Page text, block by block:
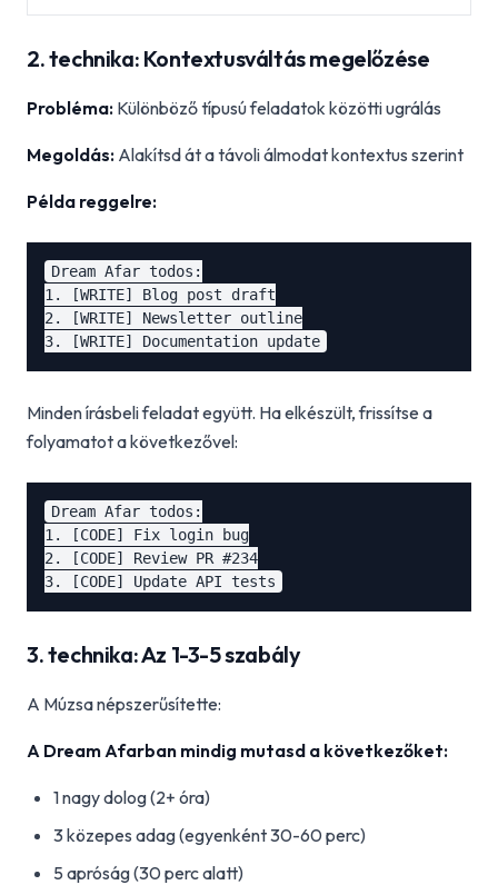
2. technika: Kontextusváltás megelőzése
Probléma: Különböző típusú feladatok közötti ugrálás
Megoldás: Alakítsd át a távoli álmodat kontextus szerint
Példa reggelre:
Dream Afar todos:
1. [WRITE] Blog post draft
2. [WRITE] Newsletter outline
Minden írásbeli feladat együtt. Ha elkészült, frissítse a
folyamatot a következővel:
Dream Afar todos:
1. [CODE] Fix login bug
2. [CODE] Review PR #234
3. technika: Az 1-3-5 szabály
A Múzsa népszerűsítette:
A Dream Afarban mindig mutasd a következőket:
1 nagy dolog (2+ óra)
3 közepes adag (egyenként 30-60 perc)
5 apróság (30 perc alatt)